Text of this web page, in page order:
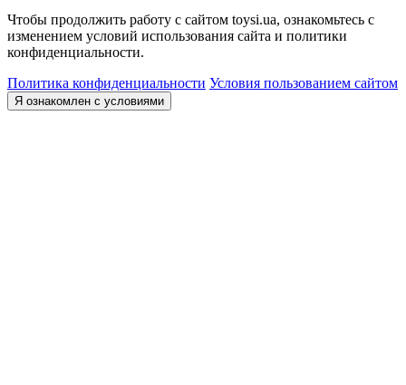
Чтобы продолжить работу с сайтом toysi.ua, ознакомьтесь с
изменением условий использования сайта и политики
конфиденциальности.
Политика конфиденциальности Условия пользованием сайтом
Я ознакомлен с условиями